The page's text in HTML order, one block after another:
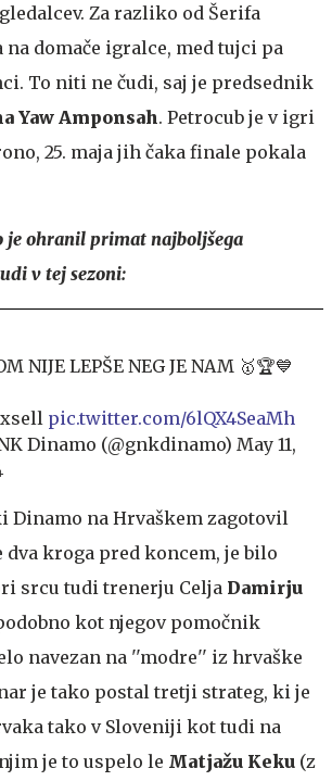
Za razliko od Šerifa
na domače igralce, med tujci pa
To niti ne čudi, saj je predsednik
Yaw Amponsah. Petrocub je v igri
25. maja jih čaka finale pokala
je ohranil primat najboljšega
v tej sezoni:
NIJE LEPŠE NEG JE NAM 🥇🏆💙
pic.twitter.com/6lQX4SeaMh
Dinamo (@gnkdinamo) May 11,
Dinamo na Hrvaškem zagotovil
dva kroga pred koncem, je bilo
srcu tudi trenerju Celja Damirju
kot njegov pomočnik
navezan na ''modre'' iz hrvaške
je tako postal tretji strateg, ki je
tako v Sloveniji kot tudi na
je to uspelo le Matjažu Keku (z